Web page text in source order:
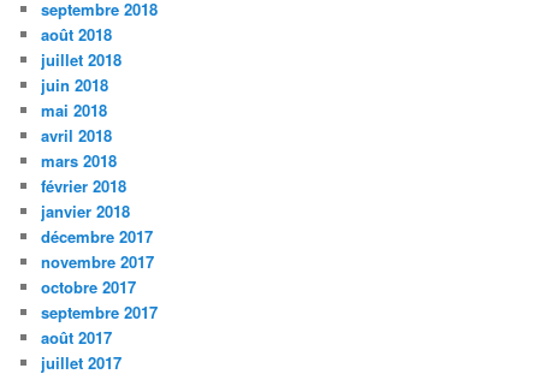
septembre 2018
août 2018
juillet 2018
juin 2018
mai 2018
avril 2018
mars 2018
février 2018
janvier 2018
décembre 2017
novembre 2017
octobre 2017
septembre 2017
août 2017
juillet 2017